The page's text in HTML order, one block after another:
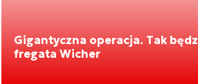
Gigantyczna operacja. Tak
fregata Wicher